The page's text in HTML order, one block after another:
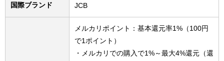
国際ブランド JCB
メルカリポイント：基本還元率1%（100円
で1ポイント）
・メルカリでの購入で1%～最大4%還元（還